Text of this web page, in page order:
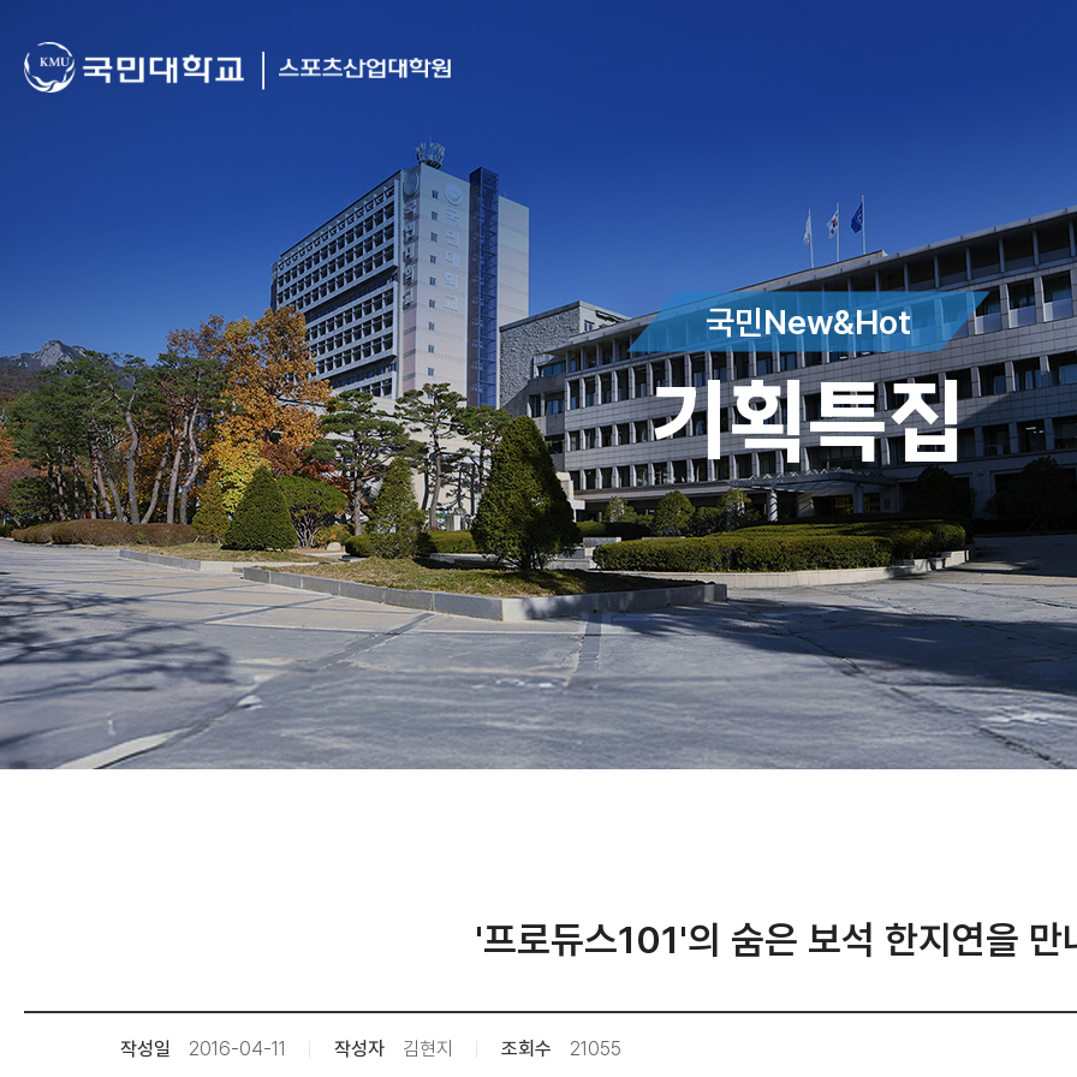
국민New&Hot
기획특집
'프로듀스101'의 숨은 보석 한지연을 만
작성일 2016-04-11 작성자 김현지 조회수 21055